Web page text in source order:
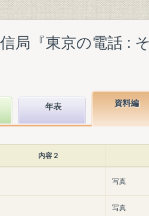
局『東京の電話 :
年表 資料編
内容２
写真
写真